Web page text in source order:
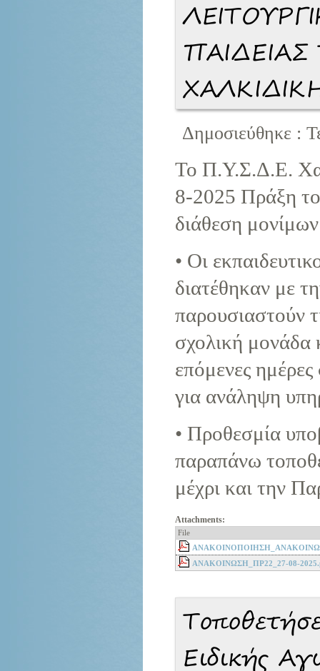
Δημοσιεύθηκε :
Το Π.Υ.Σ.Δ.Ε.
8-2025 Πράξη
διάθεση
• Οι
διατέθηκαν με
παρουσιαστούν
σχολική μονάδα
επόμενες
για ανάληψη
• Προθεσμία
παραπάνω
μέχρι και την
Attachments:
File
ΑΝΑΚΟΙΝΩΣΗ_ΠΡ22_27-08-
Ειδικής